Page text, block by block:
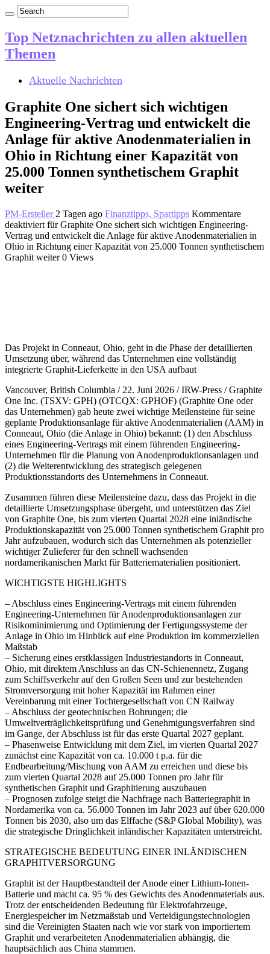
Top Netznachrichten zu allen aktuellen
Themen
Aktuelle Nachrichten
Graphite One sichert sich wichtigen
Engineering-Vertrag und entwickelt die
Anlage für aktive Anodenmaterialien in
Ohio in Richtung einer Kapazität von
25.000 Tonnen synthetischem Graphit
weiter
PM-Ersteller 2 Tagen ago Finanztipps, Spartipps Kommentare
deaktiviert für Graphite One sichert sich wichtigen Engineering-
Vertrag und entwickelt die Anlage für aktive Anodenmaterialien in
Ohio in Richtung einer Kapazität von 25.000 Tonnen synthetischem
Graphit weiter 0 Views
Das Projekt in Conneaut, Ohio, geht in die Phase der detaillierten
Umsetzung über, während das Unternehmen eine vollständig
integrierte Graphit-Lieferkette in den USA aufbaut
Vancouver, British Columbia / 22. Juni 2026 / IRW-Press / Graphite
One Inc. (TSXV: GPH) (OTCQX: GPHOF) (Graphite One oder
das Unternehmen) gab heute zwei wichtige Meilensteine für seine
geplante Produktionsanlage für aktive Anodenmaterialien (AAM) in
Conneaut, Ohio (die Anlage in Ohio) bekannt: (1) den Abschluss
eines Engineering-Vertrags mit einem führenden Engineering-
Unternehmen für die Planung von Anodenproduktionsanlagen und
(2) die Weiterentwicklung des strategisch gelegenen
Produktionsstandorts des Unternehmens in Conneaut.
Zusammen führen diese Meilensteine dazu, dass das Projekt in die
detaillierte Umsetzungsphase übergeht, und unterstützen das Ziel
von Graphite One, bis zum vierten Quartal 2028 eine inländische
Produktionskapazität von 25.000 Tonnen synthetischem Graphit pro
Jahr aufzubauen, wodurch sich das Unternehmen als potenzieller
wichtiger Zulieferer für den schnell wachsenden
nordamerikanischen Markt für Batteriematerialien positioniert.
WICHTIGSTE HIGHLIGHTS
– Abschluss eines Engineering-Vertrags mit einem führenden
Engineering-Unternehmen für Anodenproduktionsanlagen zur
Risikominimierung und Optimierung der Fertigungssysteme der
Anlage in Ohio im Hinblick auf eine Produktion im kommerziellen
Maßstab
– Sicherung eines erstklassigen Industriestandorts in Conneaut,
Ohio, mit direktem Anschluss an das CN-Schienennetz, Zugang
zum Schiffsverkehr auf den Großen Seen und zur bestehenden
Stromversorgung mit hoher Kapazität im Rahmen einer
Vereinbarung mit einer Tochtergesellschaft von CN Railway
– Abschluss der geotechnischen Bohrungen; die
Umweltverträglichkeitsprüfung und Genehmigungsverfahren sind
im Gange, der Abschluss ist für das erste Quartal 2027 geplant.
– Phasenweise Entwicklung mit dem Ziel, im vierten Quartal 2027
zunächst eine Kapazität von ca. 10.000 t p.a. für die
Endbearbeitung/Mischung von AAM zu erreichen und diese bis
zum vierten Quartal 2028 auf 25.000 Tonnen pro Jahr für
synthetischen Graphit und Graphitierung auszubauen
– Prognosen zufolge steigt die Nachfrage nach Batteriegraphit in
Nordamerika von ca. 56.000 Tonnen im Jahr 2023 auf über 620.000
Tonnen bis 2030, also um das Elffache (S&P Global Mobility), was
die strategische Dringlichkeit inländischer Kapazitäten unterstreicht.
STRATEGISCHE BEDEUTUNG EINER INLÄNDISCHEN
GRAPHITVERSORGUNG
Graphit ist der Hauptbestandteil der Anode einer Lithium-Ionen-
Batterie und macht ca. 95 % des Gewichts des Anodenmaterials aus.
Trotz der entscheidenden Bedeutung für Elektrofahrzeuge,
Energiespeicher im Netzmaßstab und Verteidigungstechnologien
sind die Vereinigten Staaten nach wie vor stark von importiertem
Graphit und verarbeiteten Anodenmaterialien abhängig, die
hauptsächlich aus China stammen.